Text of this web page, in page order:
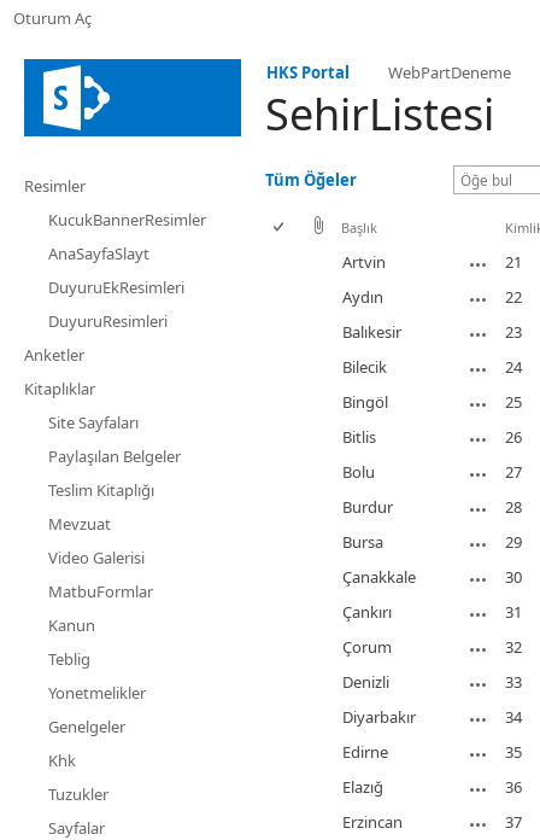
Oturum Aç
HKS Portal WebPartDeneme
SehirListesi
Resimler
KucukBannerResimler
AnaSayfaSlayt
DuyuruEkResimleri
DuyuruResimleri
Anketler
Kitaplıklar
Site Sayfaları
Paylaşılan Belgeler
Teslim Kitaplığı
Mevzuat
Video Galerisi
MatbuFormlar
Kanun
Teblig
Yonetmelikler
Genelgeler
Khk
Tuzukler
Sayfalar
Tüm Öğeler
Başlık
Artvin
21
Aydın
22
Balıkesir
23
Bilecik
24
Bingöl
25
Bitlis
26
Bolu
27
Burdur
28
Bursa
29
Çanakkale
30
Çankırı
31
Çorum
32
Denizli
33
Diyarbakır
34
Edirne
35
Elazığ
36
Erzincan
37